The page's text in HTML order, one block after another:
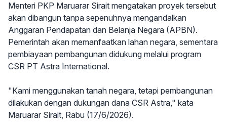
Menteri PKP Maruarar Sirait mengatakan proyek tersebut
akan dibangun tanpa sepenuhnya mengandalkan
Anggaran Pendapatan dan Belanja Negara (APBN).
Pemerintah akan memanfaatkan lahan negara, sementara
pembiayaan pembangunan didukung melalui program
CSR PT Astra International.
"Kami menggunakan tanah negara, tetapi pembangunan
dilakukan dengan dukungan dana CSR Astra," kata
Maruarar Sirait, Rabu (17/6/2026).